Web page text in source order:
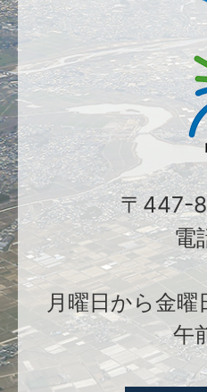
〒447-
電
月曜日から金
午